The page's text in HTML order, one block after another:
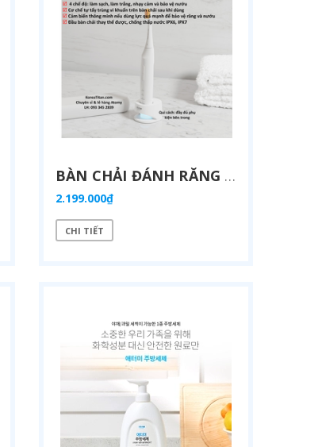
BÀN CHẢI ĐÁNH RĂNG ĐIỆN THÔNG MINH ATOMY - ATOMY DENTAL SONIC - 애터미 덴탈소닉 (본체1 + 칫솔 머리2) - АТОМИ ДЕНТАЛ СОНИК
2.199.000₫
CHI TIẾT